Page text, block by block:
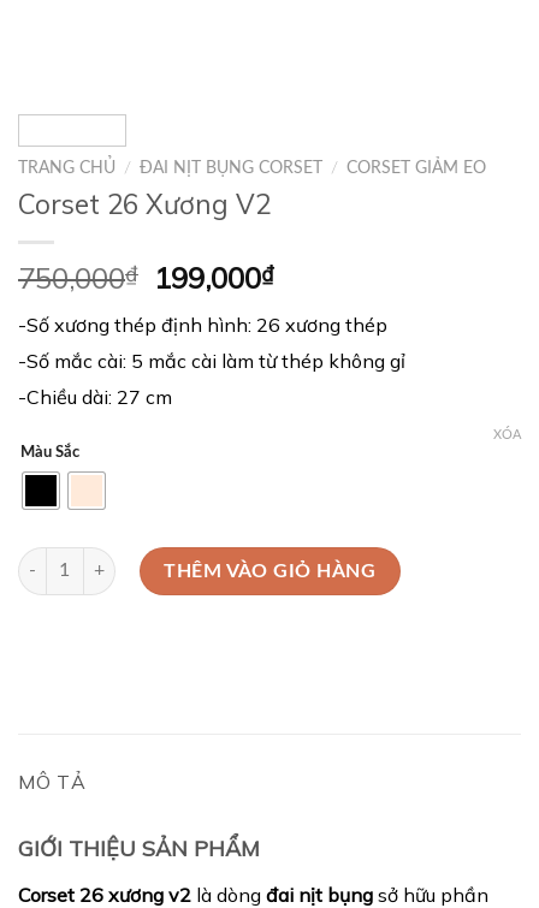
TRANG CHỦ / ĐAI NỊT BỤNG CORSET / CORSET GIẢM EO
Corset 26 Xương V2
750,000₫ 199,000₫
-Số xương thép định hình: 26 xương thép
-Số mắc cài: 5 mắc cài làm từ thép không gỉ
-Chiều dài: 27 cm
Màu Sắc
XÓA
Corset 26 Xương V2 số lượng
THÊM VÀO GIỎ HÀNG
MÔ TẢ
GIỚI THIỆU SẢN PHẨM
Corset 26 xương v2 là dòng đai nịt bụng sở hữu phần